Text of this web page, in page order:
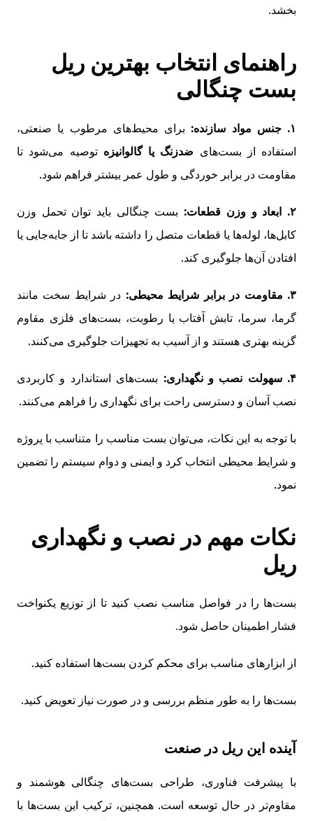
بخشد.
راهنمای انتخاب بهترین ریل
بست چنگالی
۱. جنس مواد سازنده:
برای محیط‌های مرطوب یا صنعتی،
استفاده از بست‌های ضدزنگ یا گالوانیزه توصیه می‌شود تا
مقاومت در برابر خوردگی و طول عمر بیشتر فراهم شود.
۲. ابعاد و وزن قطعات:
بست چنگالی باید توان تحمل وزن
کابل‌ها، لوله‌ها یا قطعات متصل را داشته باشد تا از جابه‌جایی یا
افتادن آن‌ها جلوگیری کند.
۳. مقاومت در برابر شرایط محیطی:
در شرایط سخت مانند
گرما، سرما، تابش آفتاب یا رطوبت، بست‌های فلزی مقاوم
گزینه بهتری هستند و از آسیب به تجهیزات جلوگیری می‌کنند.
۴. سهولت نصب و نگهداری:
بست‌های استاندارد و کاربردی
نصب آسان و دسترسی راحت برای نگهداری را فراهم می‌کنند.
با توجه به این نکات، می‌توان بست مناسب را متناسب با پروژه
و شرایط محیطی انتخاب کرد و ایمنی و دوام سیستم را تضمین
نمود.
نکات مهم در نصب و نگهداری
ریل
بست‌ها را در فواصل مناسب نصب کنید تا از توزیع یکنواخت
فشار اطمینان حاصل شود.
از ابزارهای مناسب برای محکم کردن بست‌ها استفاده کنید.
بست‌ها را به طور منظم بررسی و در صورت نیاز تعویض کنید.
آینده این ریل در صنعت
با پیشرفت فناوری، طراحی بست‌های چنگالی هوشمند و
مقاوم‌تر در حال توسعه است. همچنین، ترکیب این بست‌ها با